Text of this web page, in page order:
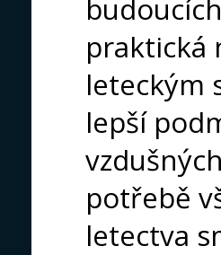
praktická
leteckým
lepší
potřebě
letectva